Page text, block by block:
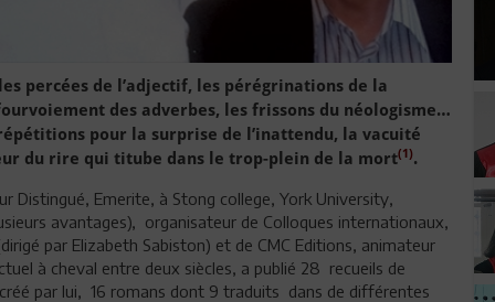
percées de l’adjectif, les pérégrinations de la
des adverbes, les frissons du néologisme…
pour la surprise de l’inattendu, la vacuité
du rire qui titube dans le trop-plein de la mort(1).
Distingué, Emerite, à Stong college, York University,
avantages), organisateur de Colloques internationaux,
par Elizabeth Sabiston) et de CMC Editions, animateur
à cheval entre deux siècles, a publié 28 recueils de
par lui, 16 romans dont 9 traduits dans de différentes